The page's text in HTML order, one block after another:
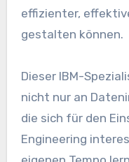
effizienter,
gestalten können.
Dieser IBM-
nicht nur an
die sich für den
Engineering